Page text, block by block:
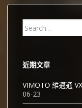
Search
for:
近期文章
VIMOTO 維邁通
06-23